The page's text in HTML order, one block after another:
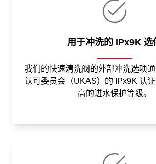
用于冲洗的 IPx9K 选
我们的快速清洗阀的外部冲洗选项
认可委员会（UKAS）的 IPx9K 认
高的进水保护等级。